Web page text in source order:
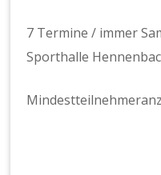
7 Termine / immer
Sporthalle